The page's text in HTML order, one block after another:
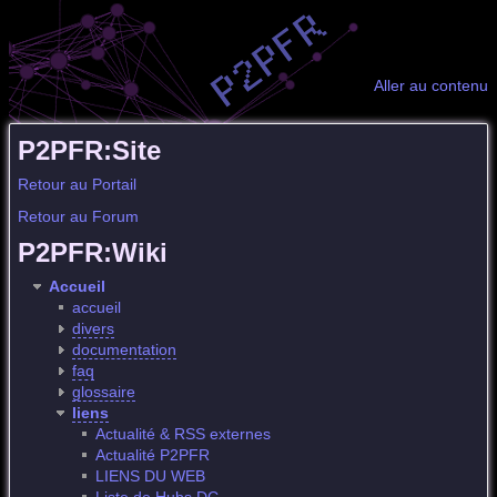
Aller au contenu
P2PFR:Site
Retour au Portail
Retour au Forum
P2PFR:Wiki
Accueil
accueil
divers
documentation
faq
glossaire
liens
Actualité & RSS externes
Actualité P2PFR
LIENS DU WEB